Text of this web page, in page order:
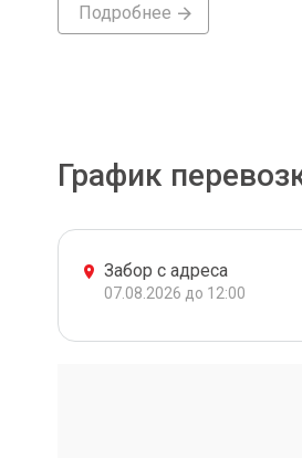
Подробнее
График
Забор с адреса
07.08.2026 до 12:00